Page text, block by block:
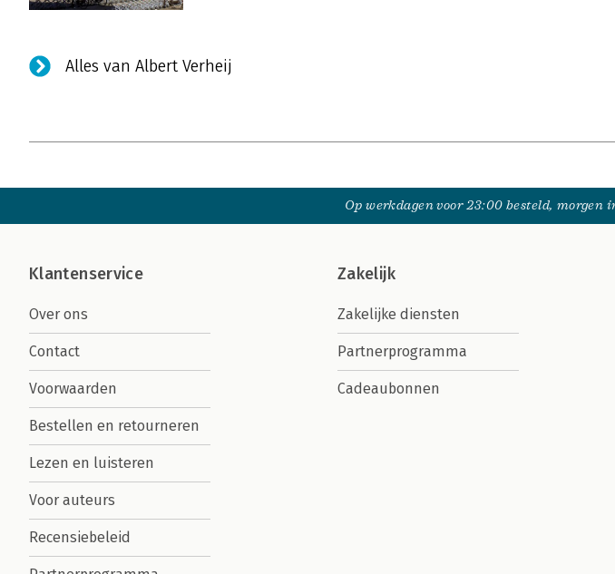
Alles van Albert Verheij
Op werkdagen voor 23:00 besteld, morgen
Klantenservice
Over ons
Contact
Voorwaarden
Bestellen en retourneren
Lezen en luisteren
Voor auteurs
Recensiebeleid
Zakelijk
Zakelijke diensten
Partnerprogramma
Cadeaubonnen